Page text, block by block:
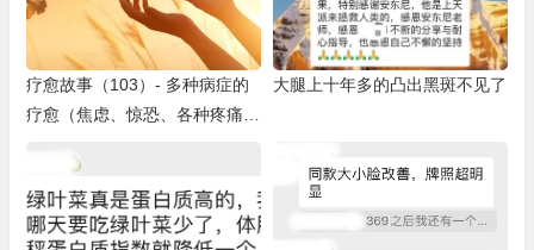
疗愈故事（103）- 多种病症的
疗愈（焦虑、惊恐、各种疼痛、
淋巴结肿大、卧床不起等）
大腿上十年多的凸出黑斑不见了